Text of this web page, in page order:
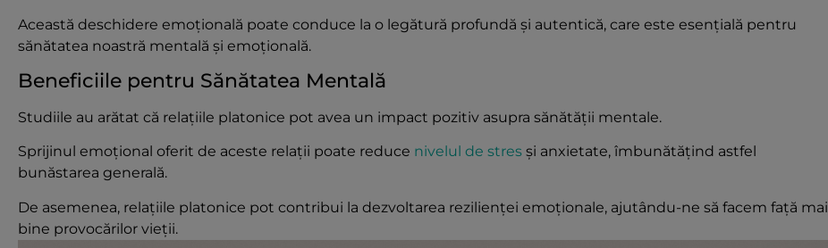
Această deschidere emoțională poate conduce la o legătură profundă și autentică, care este esențială pentru
sănătatea noastră mentală și emoțională.
Beneficiile pentru Sănătatea Mentală
Studiile au arătat că relațiile platonice pot avea un impact pozitiv asupra sănătății mentale.
Sprijinul emoțional oferit de aceste relații poate reduce nivelul de stres și anxietate, îmbunătățind astfel
bunăstarea generală.
De asemenea, relațiile platonice pot contribui la dezvoltarea rezilienței emoționale, ajutându-ne să facem față mai
bine provocărilor vieții.